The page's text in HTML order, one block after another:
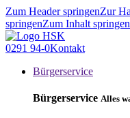
Zum Header springenZur
springenZum Inhalt springen
0291 94-0Kontakt
Bürgerservice
Bürgerservice Alles